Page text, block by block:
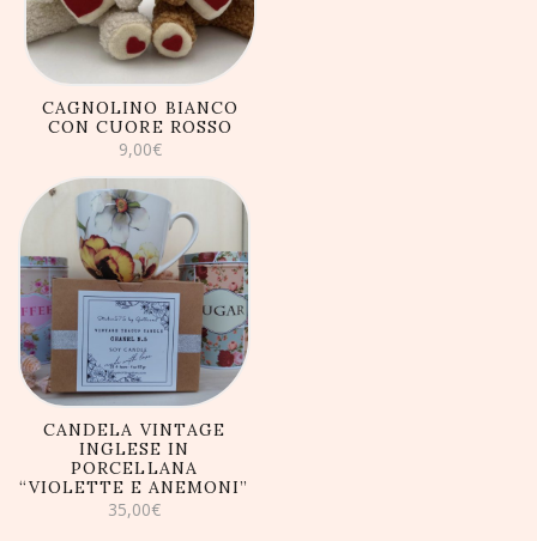
CAGNOLINO BIANCO
CON CUORE ROSSO
9,00€
AGGIUNGI AL
CARRELLO
CANDELA VINTAGE
INGLESE IN
PORCELLANA
“VIOLETTE E ANEMONI”
35,00€